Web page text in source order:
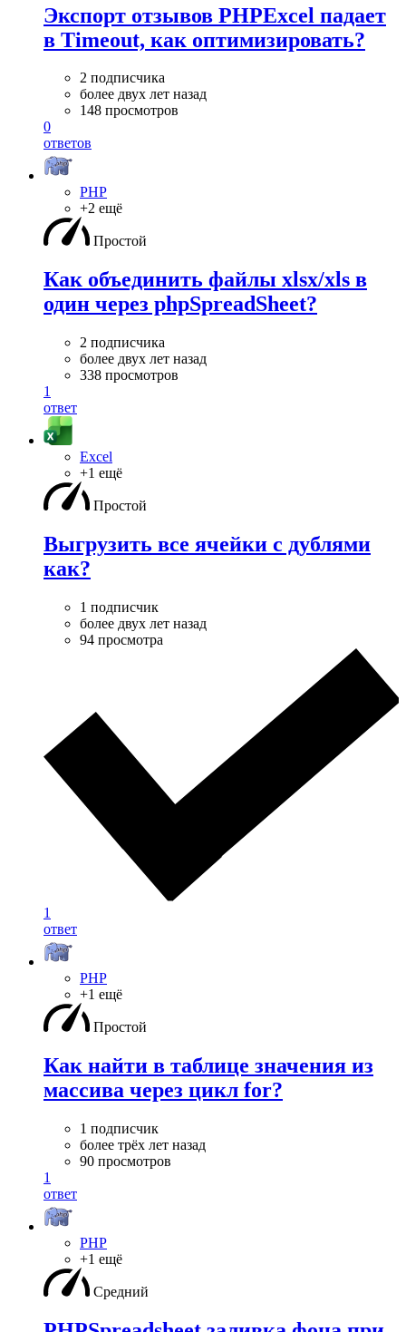
Экспорт отзывов PHPExcel падает
в Timeоut, как оптимизировать?
2 подписчика
более двух лет назад
148 просмотров
0
ответов
PHP
+2 ещё
Простой
Как объединить файлы xlsx/xls в
один через phpSpreadSheet?
2 подписчика
более двух лет назад
338 просмотров
1
ответ
Excel
+1 ещё
Простой
Выгрузить все ячейки с дублями
как?
1 подписчик
более двух лет назад
94 просмотра
1
ответ
PHP
+1 ещё
Простой
Как найти в таблице значения из
массива через цикл for?
1 подписчик
более трёх лет назад
90 просмотров
1
ответ
PHP
+1 ещё
Средний